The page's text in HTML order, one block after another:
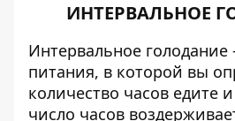
ИНТЕРВАЛЬНОЕ
Интервальное голодание
питания, в которой вы
количество часов едите
число часов